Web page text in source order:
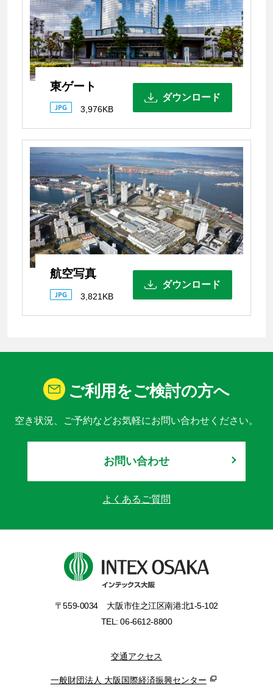
東ゲート
3,976KB
ダウンロード
航空写真
3,821KB
ダウンロード
ご利用をご検討の方へ
空き状況、ご予約などお気軽にお問い合わせください。
お問い合わせ
よくあるご質問
〒559-0034
大阪市住之江区南港北1-5-102
TEL: 06-6612-8800
交通アクセス
一般財団法人 大阪国際経済振興センター